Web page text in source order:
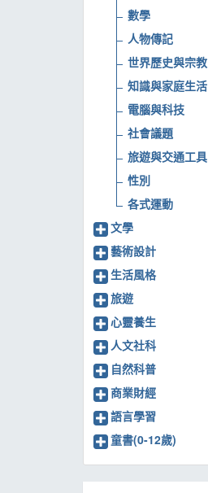
數學
人物傳記
世界歷史與宗教
知識與家庭生活
電腦與科技
社會議題
旅遊與交通工具
性別
各式運動
文學
藝術設計
生活風格
旅遊
心靈養生
人文社科
自然科普
商業財經
語言學習
童書(0-12歲)